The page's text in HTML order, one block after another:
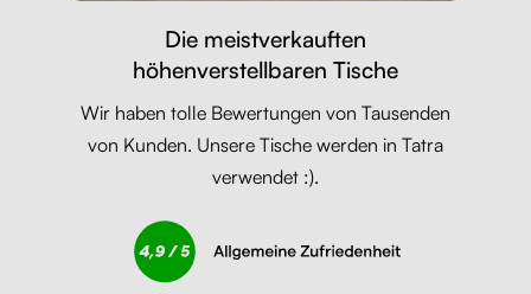
Die meistverkauften
höhenverstellbaren Tische
Wir haben tolle Bewertungen von Tausenden
von Kunden. Unsere Tische werden in Tatra
verwendet :).